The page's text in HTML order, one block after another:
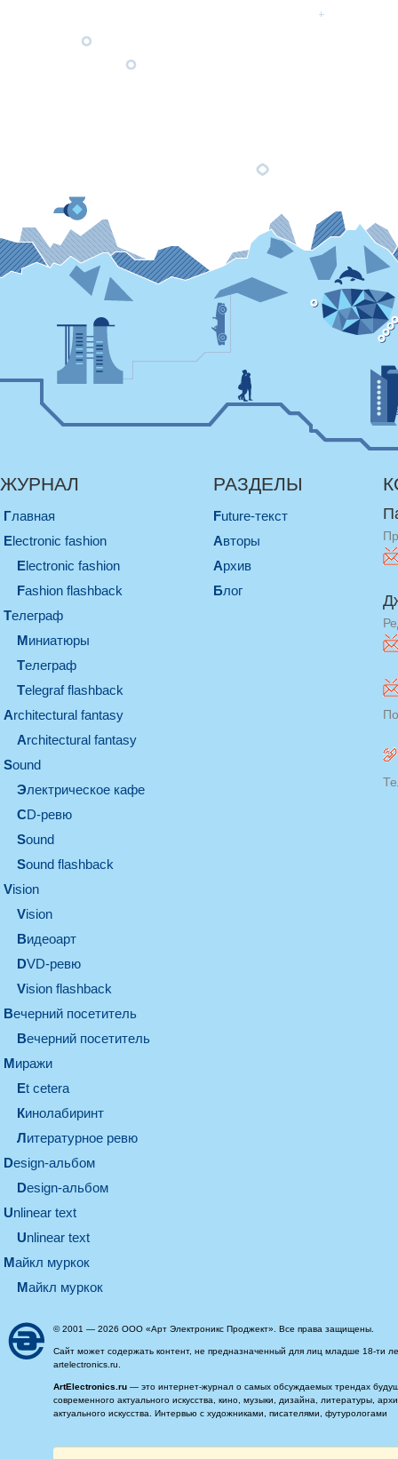
ЖУРНАЛ
Главная
electronic fashion
electronic fashion
Fashion flashback
телеграф
миниатюры
телеграф
Telegraf flashback
architectural fantasy
architectural fantasy
sound
электрическое кафе
CD-ревю
sound
Sound flashback
vision
vision
видеоарт
DVD-ревю
Vision flashback
вечерний посетитель
вечерний посетитель
миражи
et cetera
кинолабиринт
литературное ревю
design-альбом
design-альбом
unlinear text
Unlinear text
майкл муркок
майкл муркок
РАЗДЕЛЫ
Future-текст
Авторы
Архив
Блог
© 2001 — 2026 ООО «Арт Электроникс Проджект». Все права защищены.
Сайт может содержать контент, не предназначенный для лиц младше 18-ти
artelectronics.ru.
ArtElectronics.ru — это интернет-журнал о самых обсуждаемых трендах
современного актуального искусства, кино, музыки, дизайна, литературы,
актуального искусства. Интервью с художниками, писателями, футурологами